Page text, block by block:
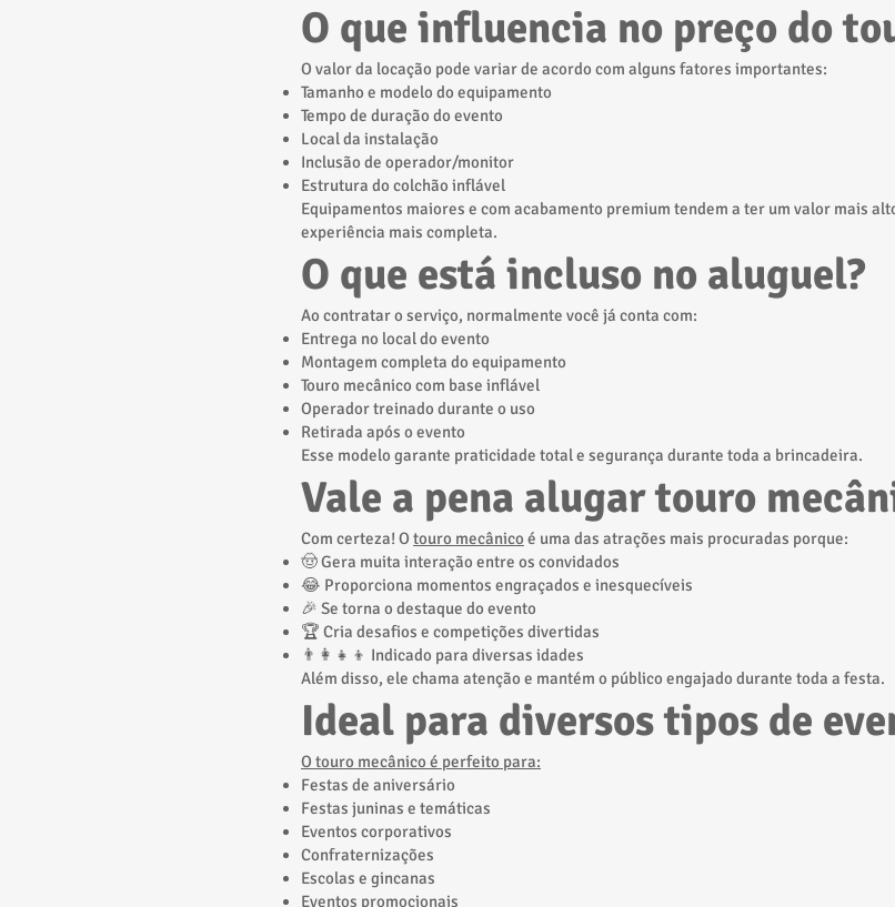
O que influencia no preço do
O valor da locação pode variar de acordo com alguns fatores importantes:
Tamanho e modelo do equipamento
Tempo de duração do evento
Local da instalação
Inclusão de operador/monitor
Estrutura do colchão inflável
Equipamentos maiores e com acabamento premium tendem a ter um valor mais
experiência mais completa.
O que está incluso no aluguel?
Ao contratar o serviço, normalmente você já conta com:
Entrega no local do evento
Montagem completa do equipamento
Touro mecânico com base inflável
Operador treinado durante o uso
Retirada após o evento
Esse modelo garante praticidade total e segurança durante toda a brincadeira.
Vale a pena alugar touro
Com certeza! O touro mecânico é uma das atrações mais procuradas porque:
🤠 Gera muita interação entre os convidados
😂 Proporciona momentos engraçados e inesquecíveis
🎉 Se torna o destaque do evento
🏆 Cria desafios e competições divertidas
👨‍👩‍👧‍👦 Indicado para diversas idades
Além disso, ele chama atenção e mantém o público engajado durante toda a festa.
Ideal para diversos tipos de
O touro mecânico é perfeito para:
Festas de aniversário
Festas juninas e temáticas
Eventos corporativos
Confraternizações
Escolas e gincanas
Eventos promocionais